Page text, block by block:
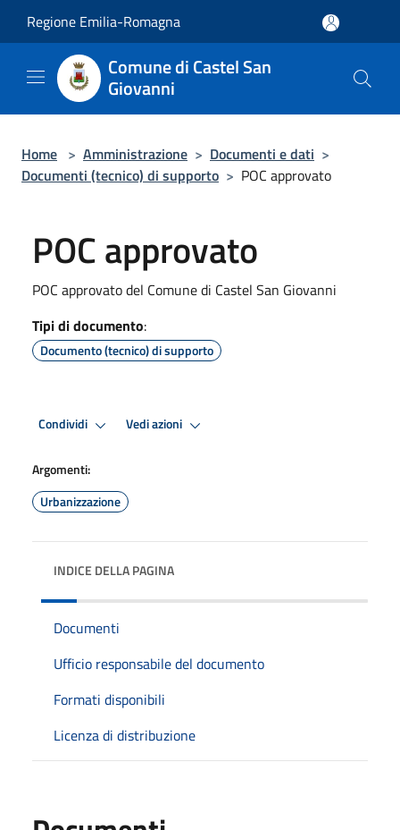
Regione Emilia-Romagna
Comune di Castel San
Giovanni
Home > Amministrazione > Documenti e dati >
Documenti (tecnico) di supporto > POC approvato
POC approvato
POC approvato del Comune di Castel San Giovanni
Tipi di documento:
Documento (tecnico) di supporto
Condividi Vedi azioni
Argomenti:
Urbanizzazione
INDICE DELLA PAGINA
Documenti
Ufficio responsabile del documento
Formati disponibili
Licenza di distribuzione